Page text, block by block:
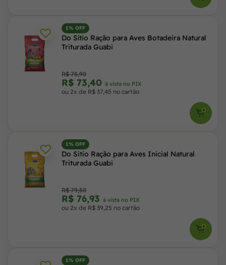
1% OFF
Do Sítio Ração para Aves Botadeira Natural
Triturada Guabi
R$ 75,90
R$ 73,40 à vista no PIX
ou 2x de R$ 37,45 no cartão
1% OFF
Do Sitio Ração para Aves Inicial Natural
Triturada Guabi
R$ 79,50
R$ 76,93 à vista no PIX
ou 2x de R$ 39,25 no cartão
1% OFF